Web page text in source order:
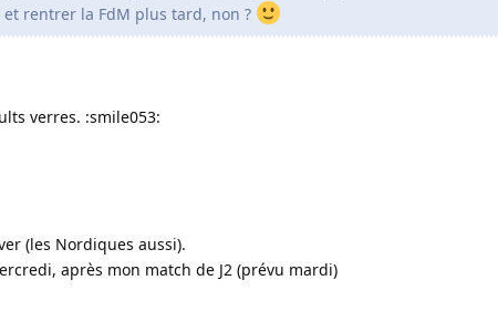
rentrer la FdM plus tard, non ?
verres. :smile053:
(les Nordiques aussi).
après mon match de J2 (prévu mardi)